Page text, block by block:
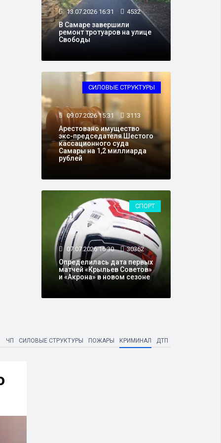
13.07.2026 16:31 4532
В Самаре завершили
ремонт тротуаров на улице
Свободы
СИЛОВЫЕ СТРУКТУРЫ
09.07.2026 15:31 3113
Арестовано имущество
экс-председателя Шестого
кассационного суда
Самары на 1,2 миллиарда
рублей
СПОРТ
07.07.2026 16:30 30362
Определилась дата первых
матчей «Крыльев Советов»
и «Акрона» в новом сезоне
ЧП СИЛОВЫЕ СТРУКТУРЫ ПОЖАРЫ КРИМИНАЛ ДТП